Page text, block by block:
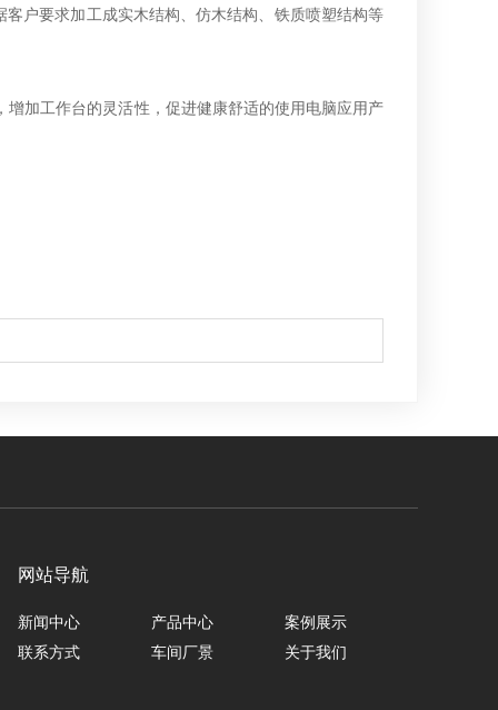
户要求加工成实木结构、仿木结构、铁质喷塑结构等
加工作台的灵活性，促进健康舒适的使用电脑应用产
网站导航
新闻中心 产品中心
案例展示
联系方式
车间厂景 关于我们